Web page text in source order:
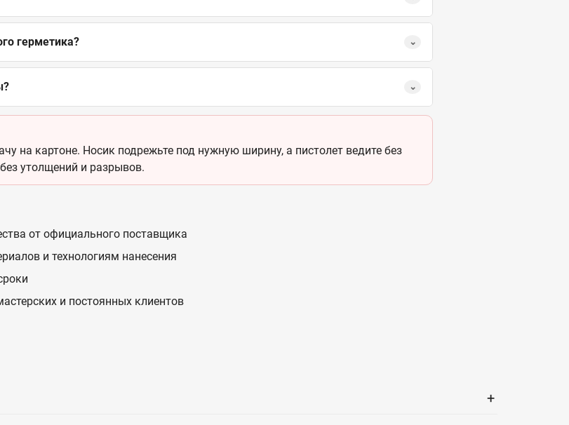
герметика? ⌄
⌄
на картоне. Носик подрежьте под нужную ширину, а пистолет ведите без
утолщений и разрывов.
от официального поставщика
и технологиям нанесения
и постоянных клиентов
+